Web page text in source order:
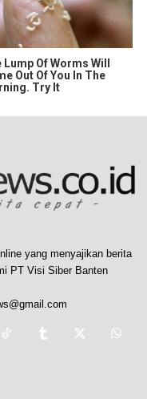
Lump Of Worms Will
Out Of You In The
Try It
yang menyajikan berita
PT Visi Siber Banten